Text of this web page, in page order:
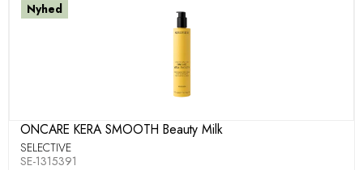
Nyhed
ONCARE KERA SMOOTH Beauty Milk
SELECTIVE
SE-1315391